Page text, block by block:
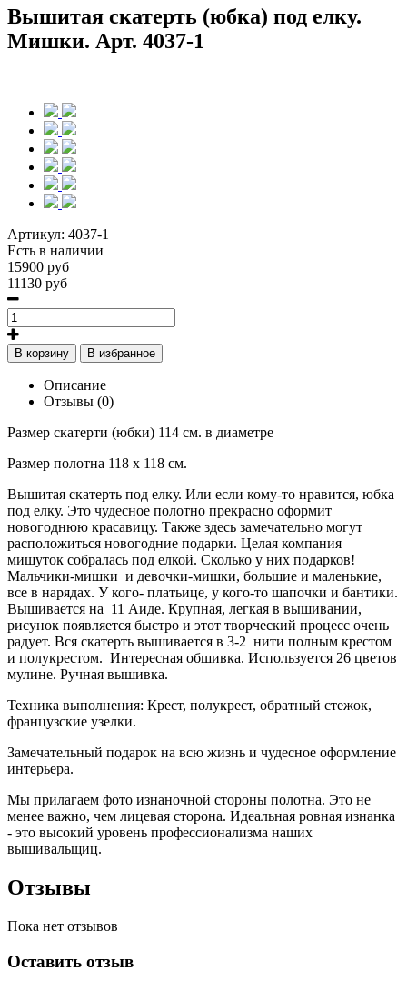
Вышитая скатерть (юбка) под елку.
Мишки. Арт. 4037-1
Артикул: 4037-1
Есть в наличии
15900 руб
11130 руб
В корзину В избранное
Описание
Отзывы (0)
Размер скатерти (юбки) 114 см. в диаметре
Размер полотна 118 х 118 см.
Вышитая скатерть под елку. Или если кому-то нравится, юбка
под елку. Это чудесное полотно прекрасно оформит
новогоднюю красавицу. Также здесь замечательно могут
расположиться новогодние подарки. Целая компания
мишуток собралась под елкой. Сколько у них подарков!
Мальчики-мишки и девочки-мишки, большие и маленькие,
все в нарядах. У кого- платьице, у кого-то шапочки и бантики.
Вышивается на 11 Аиде. Крупная, легкая в вышивании,
рисунок появляется быстро и этот творческий процесс очень
радует. Вся скатерть вышивается в 3-2 нити полным крестом
и полукрестом. Интересная обшивка. Используется 26 цветов
мулине. Ручная вышивка.
Техника выполнения: Крест, полукрест, обратный стежок,
французские узелки.
Замечательный подарок на всю жизнь и чудесное оформление
интерьера.
Мы прилагаем фото изнаночной стороны полотна. Это не
менее важно, чем лицевая сторона. Идеальная ровная изнанка
- это высокий уровень профессионализма наших
вышивальщиц.
Отзывы
Пока нет отзывов
Оставить отзыв